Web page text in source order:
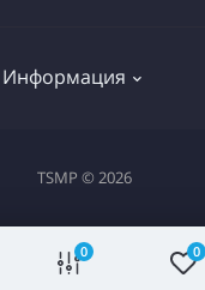
0 0
Электроинструменты
и проф. оборудование
Информация
Доставка и оплата
конфиденциальности
TSMP © 2026